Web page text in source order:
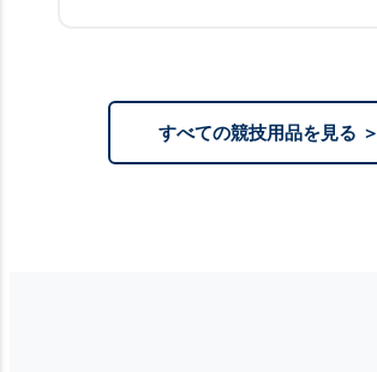
すべての競技用品を見る ＞